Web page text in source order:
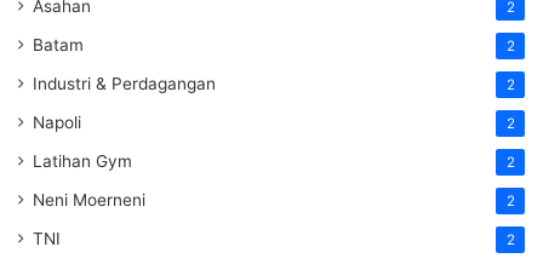
Asahan 2
Batam 2
Industri & Perdagangan 2
Napoli 2
Latihan Gym 2
Neni Moerneni 2
TNI 2